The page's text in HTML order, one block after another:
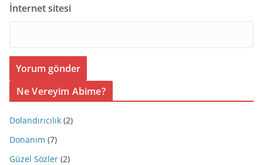
İnternet sitesi
Ne Vereyim Abime?
Dolandırıcılık (2)
Donanım (7)
Güzel Sözler (2)